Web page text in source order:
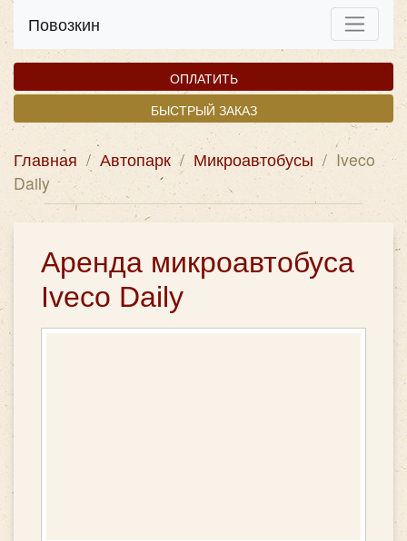
Повозкин
ОПЛАТИТЬ
БЫСТРЫЙ ЗАКАЗ
Главная / Автопарк / Микроавтобусы / Iveco
Daily
Аренда микроавтобуса
Iveco Daily